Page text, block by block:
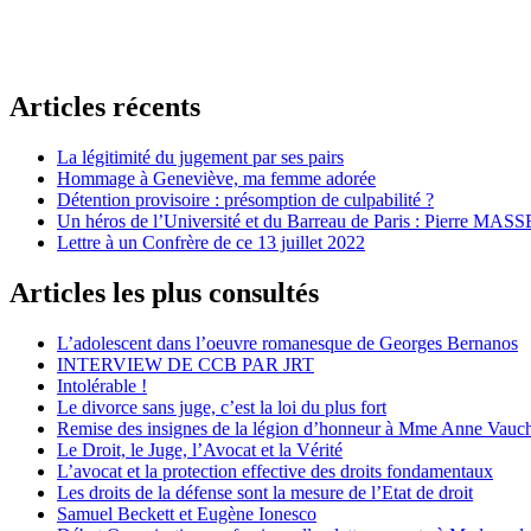
Articles récents
La légitimité du jugement par ses pairs
Hommage à Geneviève, ma femme adorée
Détention provisoire : présomption de culpabilité ?
Un héros de l’Université et du Barreau de Paris : Pierre
Lettre à un Confrère de ce 13 juillet 2022
Articles les plus consultés
L’adolescent dans l’oeuvre romanesque de Georges Bernanos
INTERVIEW DE CCB PAR JRT
Intolérable !
Le divorce sans juge, c’est la loi du plus fort
Remise des insignes de la légion d’honneur à Mme Anne
Le Droit, le Juge, l’Avocat et la Vérité
L’avocat et la protection effective des droits fondamentaux
Les droits de la défense sont la mesure de l’Etat de droit
Samuel Beckett et Eugène Ionesco